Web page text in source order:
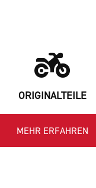
ORIGINALTEILE
MEHR ERFAHREN